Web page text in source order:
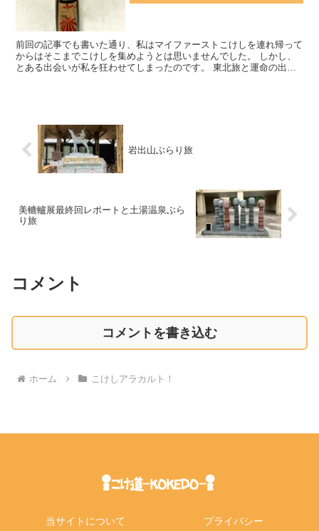
前回の記事でも書いた通り、私はマイファーストこけしを連れ帰って
からはそこまでこけしを集めようとは思いませんでした。 しかし、
とある出会いが私を狂わせてしまったのです。 東北旅と運命の出会
岩出山ぶらり旅
美轆轤展最終回レポートと土湯温泉ぶら
り旅
コメント
コメントを書き込む
ホーム こけしアラカルト！
当サイトについて プライバシー